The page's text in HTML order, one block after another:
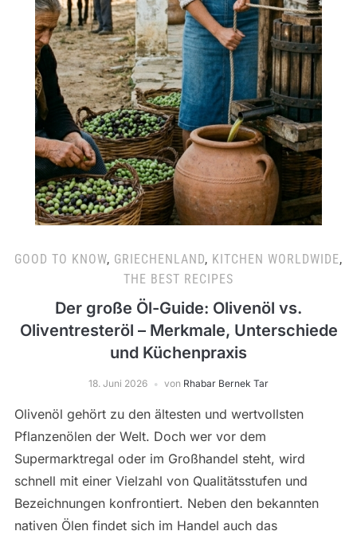
GOOD TO KNOW, GRIECHENLAND, KITCHEN WORLDWIDE,
THE BEST RECIPES
Der große Öl-Guide: Olivenöl vs.
Oliventresteröl – Merkmale, Unterschiede
und Küchenpraxis
18. Juni 2026 von Rhabar Bernek Tar
Olivenöl gehört zu den ältesten und wertvollsten
Pflanzenölen der Welt. Doch wer vor dem
Supermarktregal oder im Großhandel steht, wird
schnell mit einer Vielzahl von Qualitätsstufen und
Bezeichnungen konfrontiert. Neben den bekannten
nativen Ölen findet sich im Handel auch das